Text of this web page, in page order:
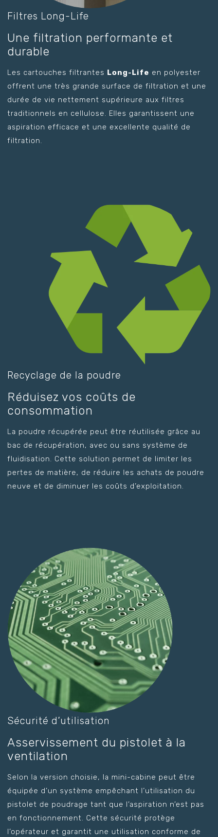
Filtres Long-Life
Une filtration performante et
durable
Les cartouches filtrantes Long-Life en polyester
offrent une très grande surface de filtration et une
durée de vie nettement supérieure aux filtres
traditionnels en cellulose. Elles garantissent une
aspiration efficace et une excellente qualité de
filtration.
Recyclage de la poudre
Réduisez vos coûts de
consommation
La poudre récupérée peut être réutilisée grâce au
bac de récupération, avec ou sans système de
fluidisation. Cette solution permet de limiter les
pertes de matière, de réduire les achats de poudre
neuve et de diminuer les coûts d’exploitation.
Sécurité d’utilisation
Asservissement du pistolet à la
ventilation
Selon la version choisie, la mini-cabine peut être
équipée d’un système empêchant l’utilisation du
pistolet de poudrage tant que l’aspiration n’est pas
en fonctionnement. Cette sécurité protège
l’opérateur et garantit une utilisation conforme de